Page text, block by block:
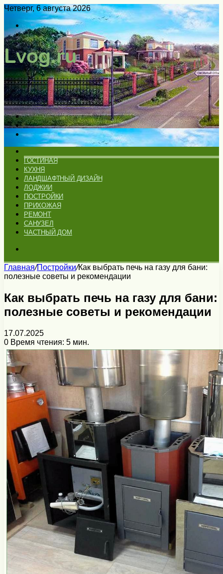
Четверг, 6 августа 2026
Войти
Switch
skin
Меню
Искать
Switch
skin
ГОСТИНАЯ
КУХНЯ
ЛАНДШАФТНЫЙ ДИЗАЙН
ЛОДЖИИ
ПОСТРОЙКИ
ПРИХОЖАЯ
РЕМОНТ
САНУЗЕЛ
ЧАСТНЫЙ ДОМ
Главная/Постройки/Как выбрать печь на газу для бани:
полезные советы и рекомендации
Как выбрать печь на газу для бани:
полезные советы и рекомендации
17.07.2025
0 Время чтения: 5 мин.